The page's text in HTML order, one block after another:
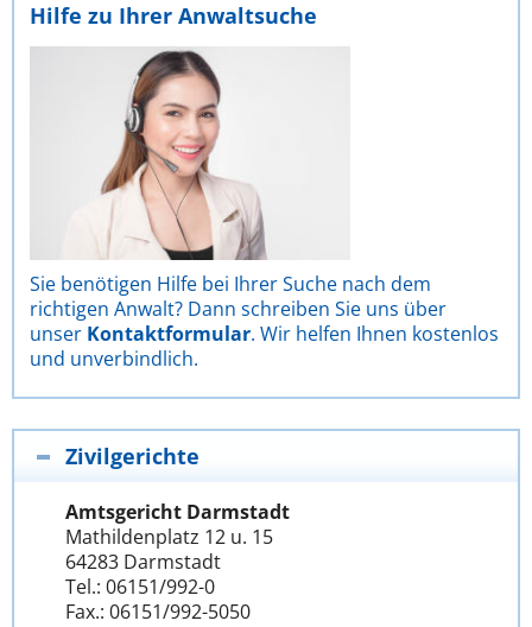
Hilfe zu Ihrer Anwaltsuche
Sie benötigen Hilfe bei Ihrer Suche nach dem
richtigen Anwalt? Dann schreiben Sie uns über
unser Kontaktformular. Wir helfen Ihnen kostenlos
und unverbindlich.
Zivilgerichte
Amtsgericht Darmstadt
Mathildenplatz 12 u. 15
64283 Darmstadt
Tel.: 06151/992-0
Fax.: 06151/992-5050